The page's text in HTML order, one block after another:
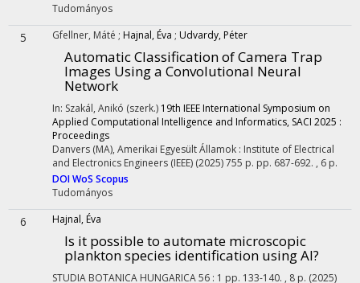
Tudományos
5 Gfellner, Máté ; Hajnal, Éva ; Udvardy, Péter
Automatic Classification of Camera Trap
Images Using a Convolutional Neural
Network
In: Szakál, Anikó (szerk.) 19th IEEE International Symposium on
Applied Computational Intelligence and Informatics, SACI 2025 :
Proceedings
Danvers (MA), Amerikai Egyesült Államok : Institute of Electrical
and Electronics Engineers (IEEE) (2025)755 p. pp. 687-692. , 6 p.
DOIWoS Scopus
Tudományos
6 Hajnal, Éva
Is it possible to automate microscopic
plankton species identification using AI?
STUDIA BOTANICA HUNGARICA56 : 1 pp. 133-140. , 8 p. (2025)